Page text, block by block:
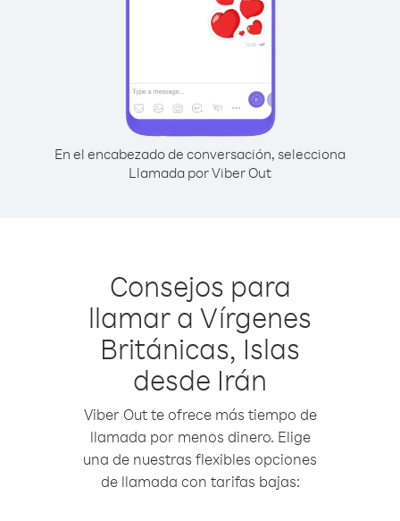
En el encabezado de conversación, selecciona
Llamada por Viber Out
Consejos para
llamar a Vírgenes
Británicas, Islas
desde Irán
Viber Out te ofrece más tiempo de
llamada por menos dinero. Elige
una de nuestras flexibles opciones
de llamada con tarifas bajas: